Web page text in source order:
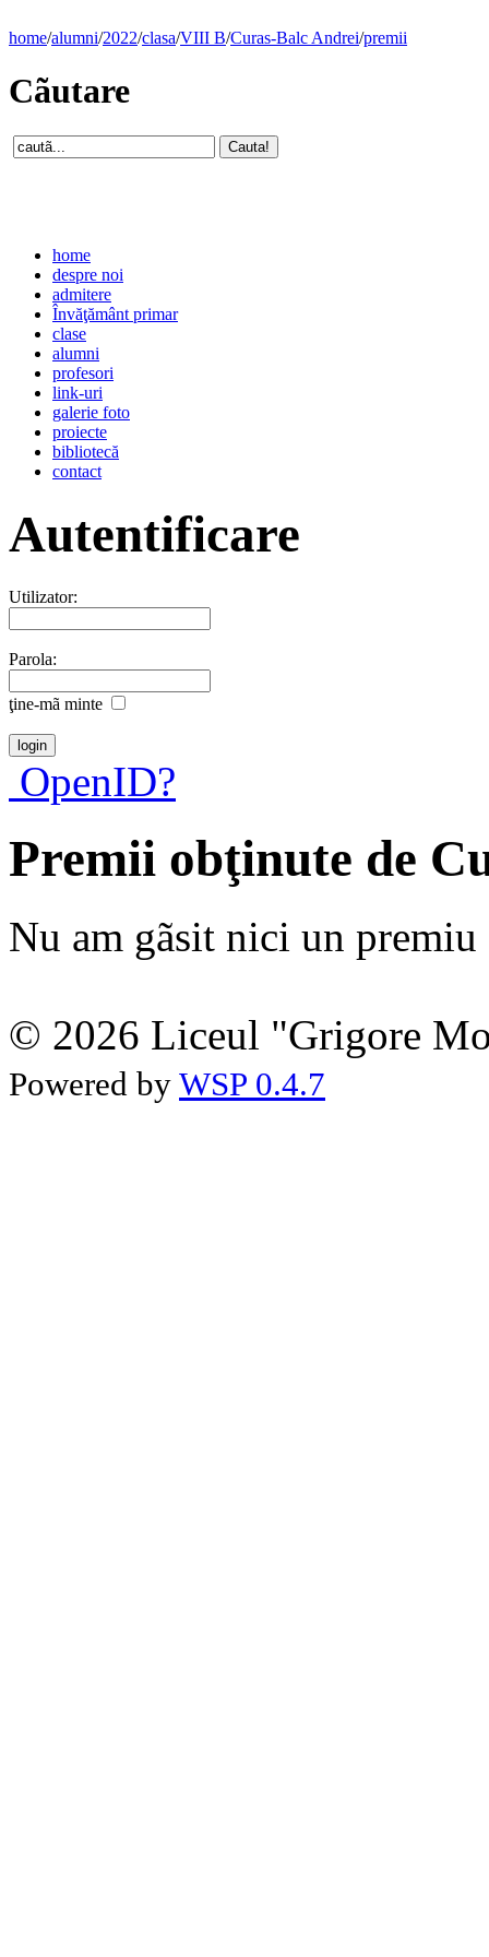
home/alumni/2022/clasa/VIII B/Curas-Balc Andrei/premii
Cãutare
home
despre noi
admitere
Învăţământ primar
clase
alumni
profesori
link-uri
galerie foto
proiecte
bibliotecă
contact
Autentificare
Utilizator:
Parola:
ţine-mã minte
OpenID?
Premii obţinute de
Nu am gãsit nici un premiu
© 2026 Liceul "Grigore
Powered by WSP 0.4.7